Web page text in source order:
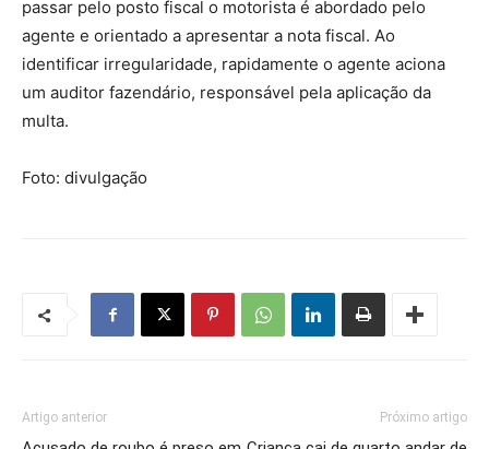
passar pelo posto fiscal o motorista é abordado pelo
agente e orientado a apresentar a nota fiscal. Ao
identificar irregularidade, rapidamente o agente aciona
um auditor fazendário, responsável pela aplicação da
multa.
Foto: divulgação
Artigo anterior Próximo artigo